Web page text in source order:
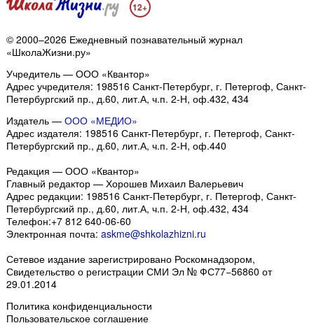
12+
© 2000–2026 Ежедневный познавательный журнал
«ШколаЖизни.ру»
Учредитель — ООО «Квантор»
Адрес учредителя: 198516 Санкт-Петербург, г. Петергоф, Санкт-
Петербургский пр., д.60, лит.А, ч.п. 2-Н, оф.432, 434
Издатель — ООО «МЕДИО»
Адрес издателя: 198516 Санкт-Петербург, г. Петергоф, Санкт-
Петербургский пр., д.60, лит.А, ч.п. 2-Н, оф.440
Редакция — ООО «Квантор»
Главный редактор — Хорошев Михаил Валерьевич
Адрес редакции: 198516 Санкт-Петербург, г. Петергоф, Санкт-
Петербургский пр., д.60, лит.А, ч.п. 2-Н, оф.432, 434
Телефон:+7 812 640-06-60
Электронная почта: askme@shkolazhizni.ru
Сетевое издание зарегистрировано Роскомнадзором,
Свидетельство о регистрации СМИ Эл № ФС77−56860 от
29.01.2014
Политика конфиденциальности
Пользовательское соглашение